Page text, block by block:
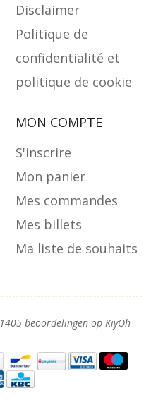
Disclaimer
Politique de
confidentialité et
politique de cookie
MON COMPTE
S'inscrire
Mon panier
Mes commandes
Mes billets
Ma liste de souhaits
1405 beoordelingen op KiyOh